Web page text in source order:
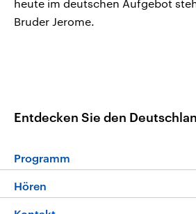
heute im deutschen Aufgebot
Bruder Jerome.
Entdecken Sie den
Programm
Hören
Livestream